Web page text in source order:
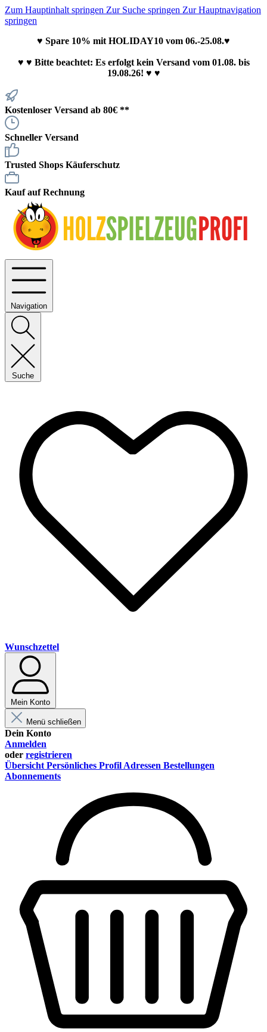
Zum Hauptinhalt springen Zur Suche springen Zur Hauptnavigation
springen
♥ Spare 10% mit HOLIDAY10 vom 06.-25.08.♥
♥ ♥ Bitte beachtet: Es erfolgt kein Versand vom 01.08. bis
19.08.26! ♥ ♥
Kostenloser Versand ab 80€ **
Schneller Versand
Trusted Shops Käuferschutz
Kauf auf Rechnung
Navigation
Suche
Wunschzettel
Mein Konto
Menü schließen
Dein Konto
Anmelden
oder registrieren
Übersicht Persönliches Profil Adressen Bestellungen
Abonnements